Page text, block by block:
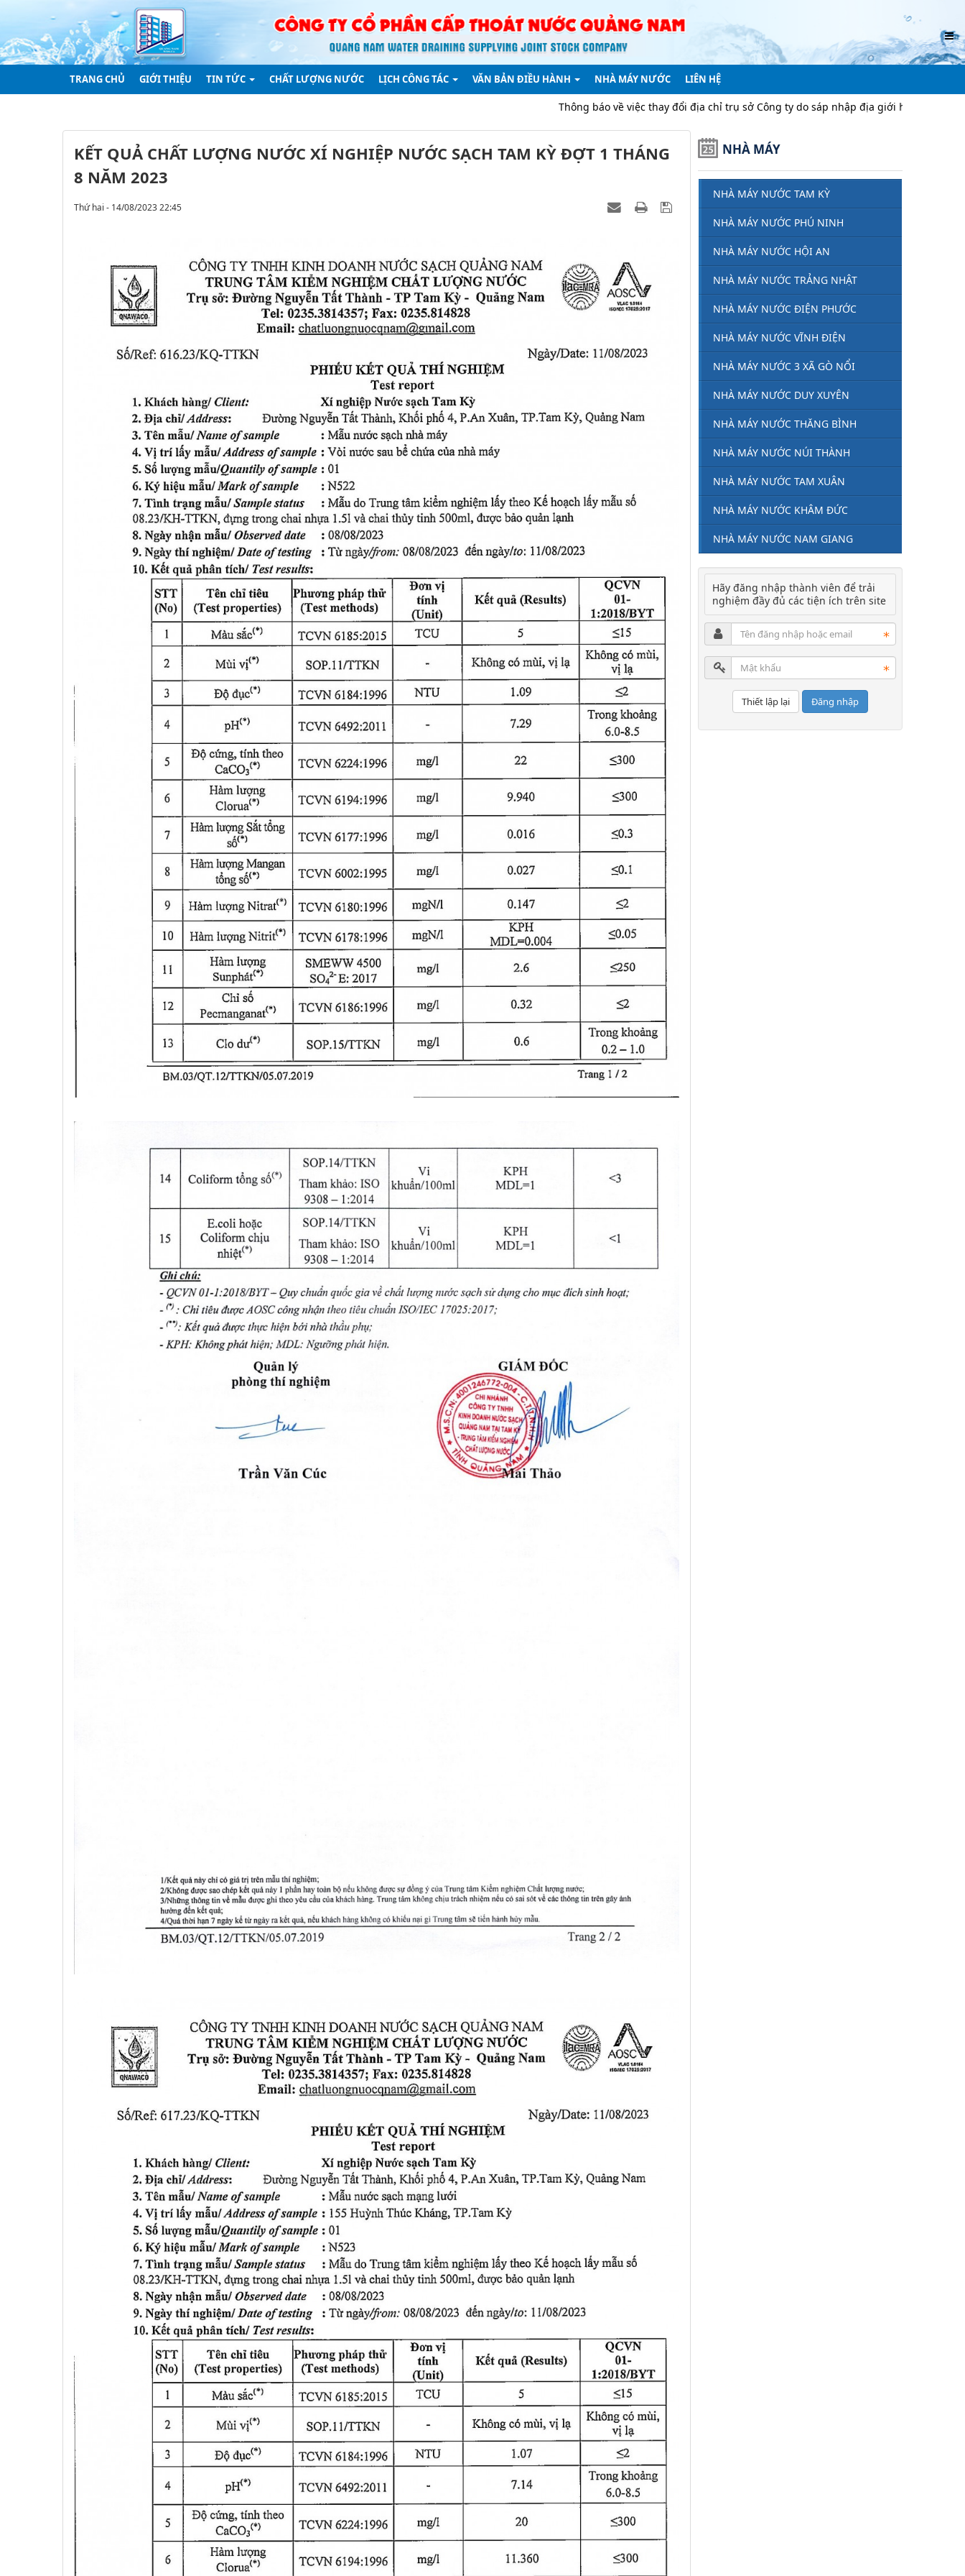
TRANG CHỦ GIỚI THIỆU TIN TỨC CHẤT LƯỢNG NƯỚC LỊCH CÔNG TÁC VĂN BẢN ĐIỀU HÀNH NHÀ MÁY NƯỚC LIÊN HỆ
Thông báo về việc thay đổi địa chỉ trụ sở Công ty do sáp nhập địa giới hành chính
KẾT QUẢ CHẤT LƯỢNG NƯỚC XÍ NGHIỆP NƯỚC SẠCH TAM KỲ ĐỢT 1 THÁNG
8 NĂM 2023
Thứ hai - 14/08/2023 22:45
NHÀ MÁY
NHÀ MÁY NƯỚC TAM KỲ
NHÀ MÁY NƯỚC PHÚ NINH
NHÀ MÁY NƯỚC HỘI AN
NHÀ MÁY NƯỚC TRẢNG NHẬT
NHÀ MÁY NƯỚC ĐIỆN PHƯỚC
NHÀ MÁY NƯỚC VĨNH ĐIỆN
NHÀ MÁY NƯỚC 3 XÃ GÒ NỔI
NHÀ MÁY NƯỚC DUY XUYÊN
NHÀ MÁY NƯỚC THĂNG BÌNH
NHÀ MÁY NƯỚC NÚI THÀNH
NHÀ MÁY NƯỚC TAM XUÂN
NHÀ MÁY NƯỚC KHÂM ĐỨC
NHÀ MÁY NƯỚC NAM GIANG
Hãy đăng nhập thành viên để trải
nghiệm đầy đủ các tiện ích trên site
Đăng nhập